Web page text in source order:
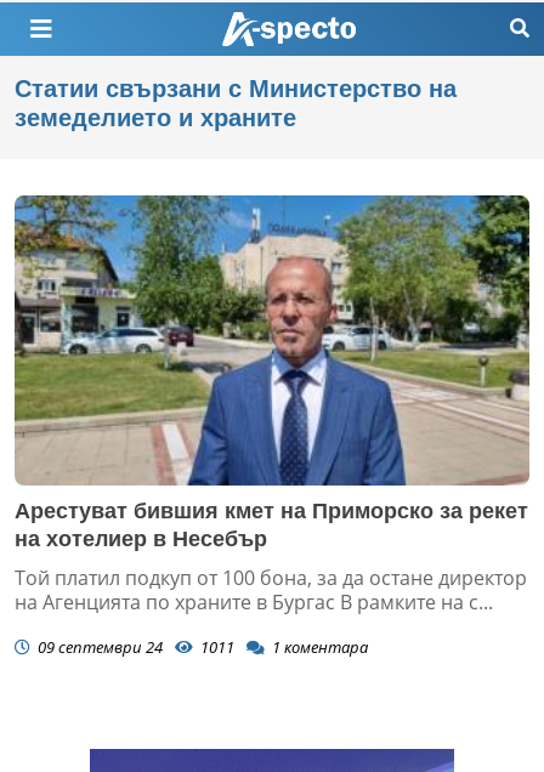
Статии свързани с Министерство на
земеделието и храните
Арестуват бившия кмет на Приморско за рекет
на хотелиер в Несебър
Той платил подкуп от 100 бона, за да остане директор
на Агенцията по храните в Бургас В рамките на с...
09 септември 24 1011 1 коментара